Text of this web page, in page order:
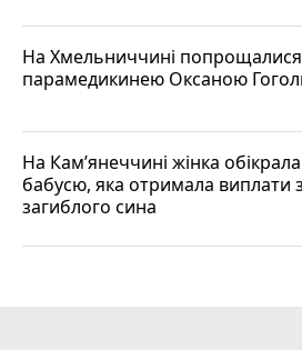
На Хмельниччині
парамедикинею Оксаною
На Кам’янеччині жінка
бабусю, яка отримала виплати
загиблого сина